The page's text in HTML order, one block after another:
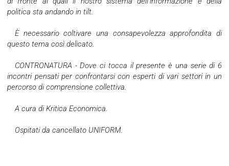
politica sta andando in tilt.
È necessario coltivare una consapevolezza approfondita di
questo tema così delicato.
CONTRONATURA - Dove ci tocca il presente è una serie di 6
incontri pensati per confrontarsi con esperti di vari settori in un
percorso di comprensione collettiva.
A cura di Kritica Economica.
Ospitati da cancellato UNIFORM.